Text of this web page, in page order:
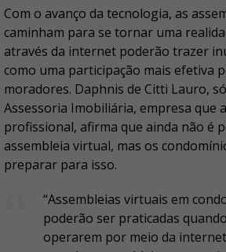
Com o avanço da tecnologia, as
caminham para se tornar uma
através da internet poderão trazer
como uma participação mais efetiva
moradores. Daphnis de Citti Lauro,
Assessoria Imobiliária, empresa que
profissional, afirma que ainda não é
assembleia virtual, mas os
preparar para isso.
“Assembleias virtuais em
poderão ser praticadas
operarem por meio da